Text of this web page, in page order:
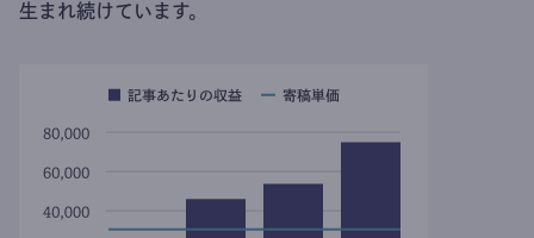
生まれ続けています。